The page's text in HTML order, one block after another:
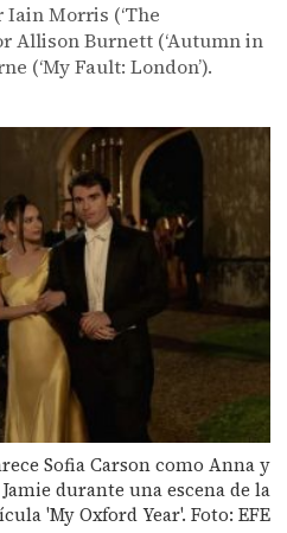
Morris (‘The
Allison Burnett (‘Autumn in
(‘My Fault: London’).
Sofia Carson como Anna y
durante una escena de la
'My Oxford Year'. Foto: EFE